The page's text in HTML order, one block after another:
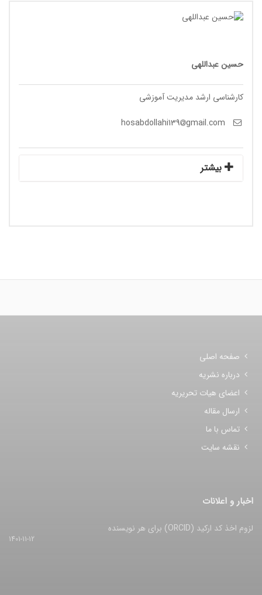
حسین عبداللهی
کارشناسی ارشد مدیریت آموزشی
gmail.com
بیشتر
صفحه اصلی
درباره نشریه
اعضای هیات تحریریه
ارسال مقاله
تماس با ما
نقشه سایت
اخبار و اعلانات
لزوم اخذ کد ارکید (ORCID) برای هر نویسنده
1401-11-12